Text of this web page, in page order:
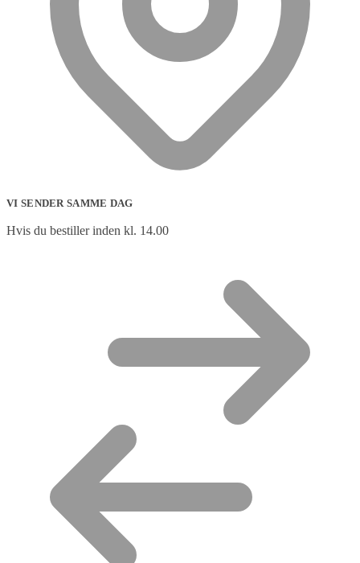
VI SENDER SAMME DAG
Hvis du bestiller inden kl. 14.00